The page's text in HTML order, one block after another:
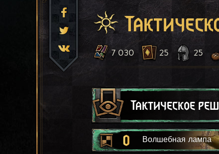
7 030 25 25
Тактическое
0 Волшебная лампа